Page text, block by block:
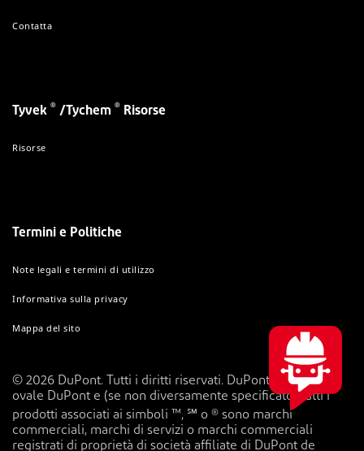
Contatta
Tyvek ® /Tychem ® Risorse
Risorse
Termini e Politiche
Note legali e termini di utilizzo
Informativa sulla privacy
Mappa del sito
© 2026 DuPont. Tutti i diritti riservati. DuPont™, il logo
ovale DuPont e (se non diversamente specificato) tutti i
prodotti associati ai simboli ™, ℠ o ® sono marchi
commerciali, marchi di servizi o marchi commerciali
registrati di proprietà di società affiliate di DuPont de